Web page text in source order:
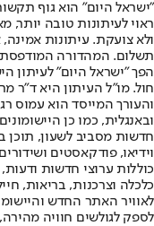
"ישראל היום" הוא גוף
ראוי לעיתונות טובה יותר,
ולא צועקת. עיתונות אמינה,
הפך "ישראל היום" לעיתון
חול. מו"ל העיתון היא ד"ר
והעורך המייסד הוא עמוס
חדשות מסביב לשעון, תוכן
וידיאו, פודקאסטים
כוללות ערוצי חדשות ודעות,
לאוויר האתר החדש
לספק לגולשים חוויה